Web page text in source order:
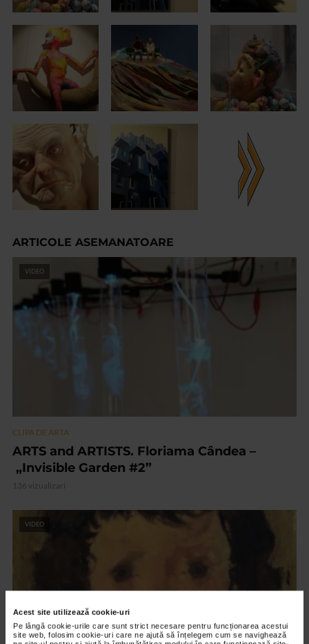
Acest site utilizează cookie-uri
Pe lângă cookie-urile care sunt strict necesare pentru funcționarea acestui
site web, folosim cookie-uri care ne ajută să înțelegem cum se navighează
ARTICOLE ASEMANATOARE
VIDEO
CLIPA DE ARTA
ARTS and ARTISTS. Floriama Cândea –
„Invisible Garden #2”
136 vizualizari
VIDEO